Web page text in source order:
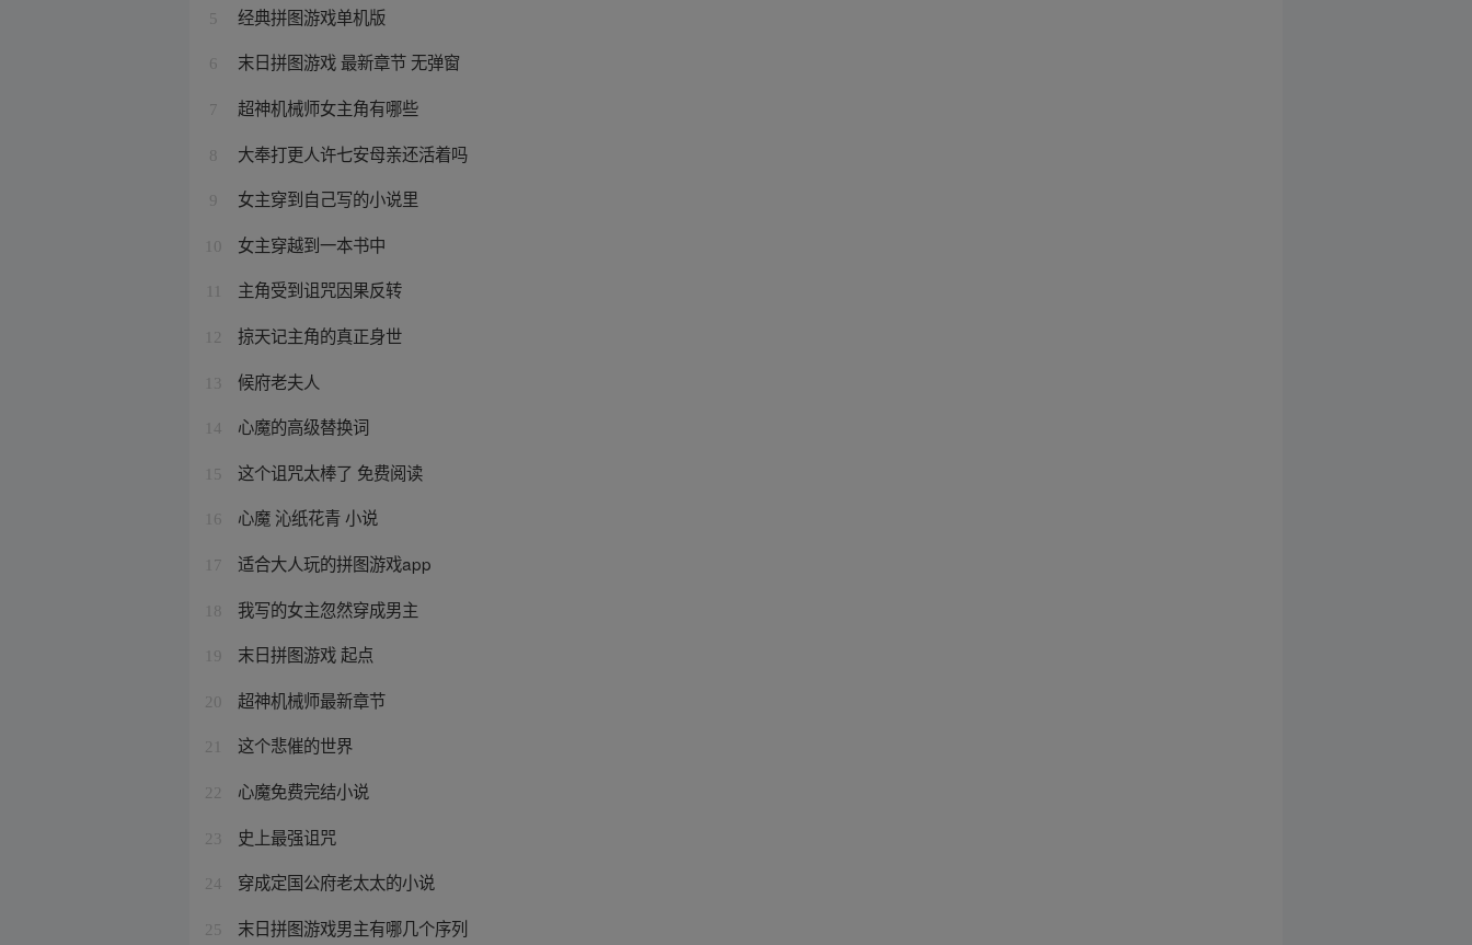
5 经典拼图游戏单机版
6 末日拼图游戏 最新章节 无弹窗
7 超神机械师女主角有哪些
8 大奉打更人许七安母亲还活着吗
9 女主穿到自己写的小说里
10 女主穿越到一本书中
主角受到诅咒因果反转
12 掠天记主角的真正身世
13 候府老夫人
14 心魔的高级替换词
15 这个诅咒太棒了 免费阅读
16 心魔 沁纸花青 小说
17 适合大人玩的拼图游戏app
18 我写的女主忽然穿成男主
19 末日拼图游戏 起点
20 超神机械师最新章节
21 这个悲催的世界
22 心魔免费完结小说
23 史上最强诅咒
24 穿成定国公府老太太的小说
25 末日拼图游戏男主有哪几个序列